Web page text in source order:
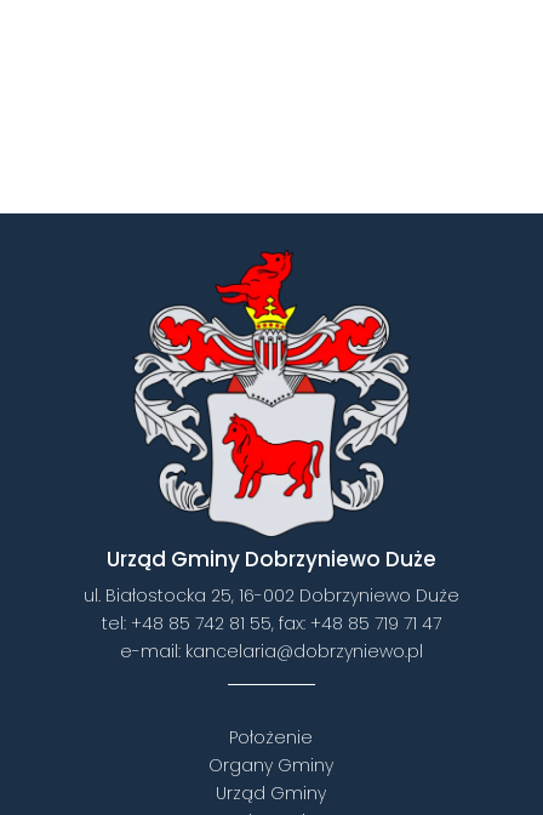
Urząd Gminy Dobrzyniewo Duże
ul. Białostocka 25, 16-002 Dobrzyniewo Duże
tel: +48 85 742 81 55, fax: +48 85 719 71 47
e-mail: kancelaria@dobrzyniewo.pl
Położenie
Organy Gminy
Urząd Gminy